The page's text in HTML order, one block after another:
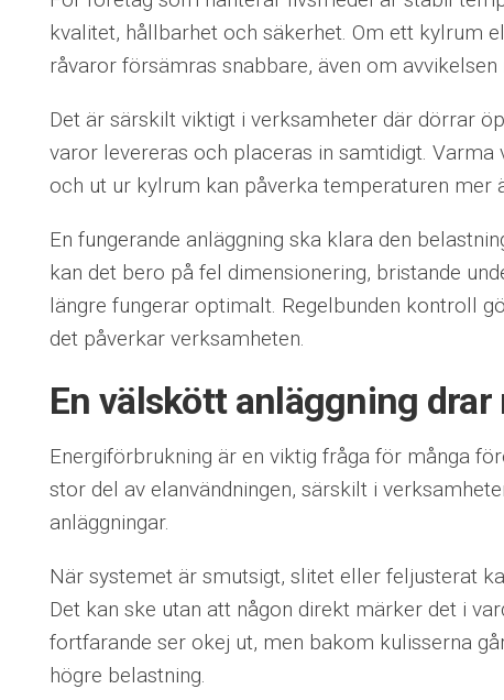
kvalitet, hållbarhet och säkerhet. Om ett kylrum
råvaror försämras snabbare, även om
Det är särskilt viktigt i verksamheter där dörrar
varor levereras och placeras in samtidigt.
och ut ur kylrum kan påverka temperaturen mer
En fungerande anläggning ska klara den
kan det bero på fel dimensionering, bristande
längre fungerar optimalt. Regelbunden kontroll
det påverkar verksamheten.
En välskött anläggning
Energiförbrukning är en viktig fråga för många
stor del av elanvändningen, särskilt i
anläggningar.
När systemet är smutsigt, slitet eller feljusterat
Det kan ske utan att någon direkt märker det i
fortfarande ser okej ut, men bakom kulisserna
högre belastning.